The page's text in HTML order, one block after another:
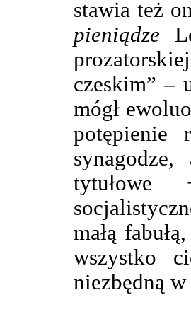
stawia też
pieniądze
czeskim” –
mógł
potępienie
tytułowe
małą
wszystko
niezbędną